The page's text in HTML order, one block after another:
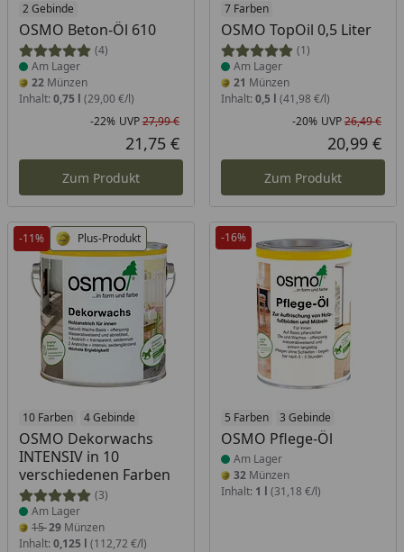
2 Gebinde
OSMO Beton-Öl 610
(4)
Produkt am Lager
Am Lager
22 Münzen
Inhalt: 0,75 l (29,00 €/l)
Rabatt in Prozent
-22%
Ursprünglicher Preis
UVP27,99 €
Aktueller Preis
21,75 €
Zum Produkt
7 Farben
OSMO TopOil 0,5 Liter
(1)
Produkt am Lager
Am Lager
21 Münzen
Inhalt: 0,5 l (41,98 €/l)
-20% UVP26,49 €
20,99 €
Zum Produkt
-11% Plus-Produkt
10 Farben 4 Gebinde
OSMO Dekorwachs
INTENSIV in 10
verschiedenen Farben
(3)
Produkt am Lager
Am Lager
1529 Münzen
Inhalt: 0,125 l (112,72 €/l)
-16%
5 Farben 3 Gebinde
OSMO Pflege-Öl
Produkt am Lager
Am Lager
32Münzen
Inhalt: 1 l (31,18 €/l)